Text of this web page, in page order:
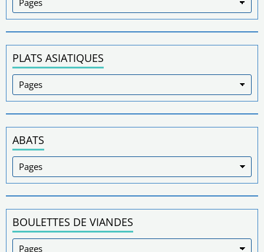
PLATS ASIATIQUES
ABATS
BOULETTES DE VIANDES